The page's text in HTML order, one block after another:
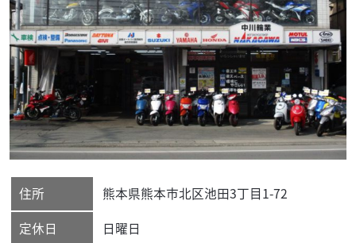
住所 熊本県熊本市北区池田3丁目1-72
定休日
日曜日